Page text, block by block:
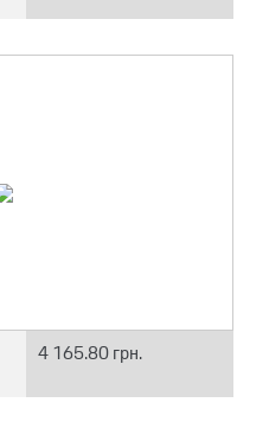
4 165.80 грн.